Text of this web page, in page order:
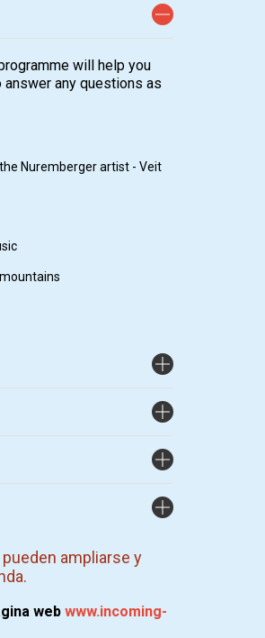
will help you
any questions as
Nuremberger artist - Veit
ampliarse y
web www.incoming-